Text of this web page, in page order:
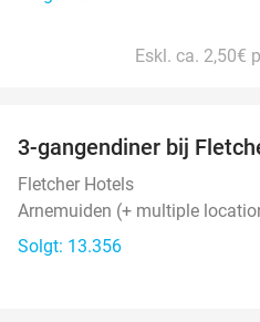
Eskl. ca. 2,50€
3-gangendiner bij
Fletcher Hotels
Arnemuiden (+ multiple
Solgt: 13.356